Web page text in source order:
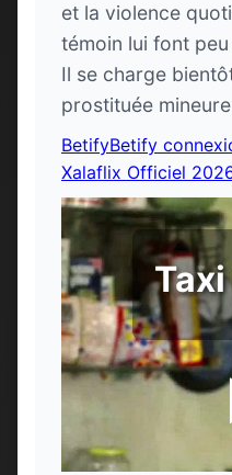
et la violence
témoin lui font
Il se charge
prostituée
BetifyBetify
Xalaflix Officiel